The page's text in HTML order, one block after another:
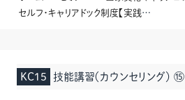
セルフ・キャリアドック制度【実践演習】
KC15 技能講習（カウンセリング） ⑮